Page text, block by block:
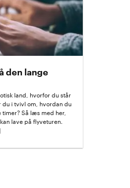
den lange
land, hvorfor du står
du i tvivl om, hvordan du
timer? Så læs med her,
lave på flyveturen.